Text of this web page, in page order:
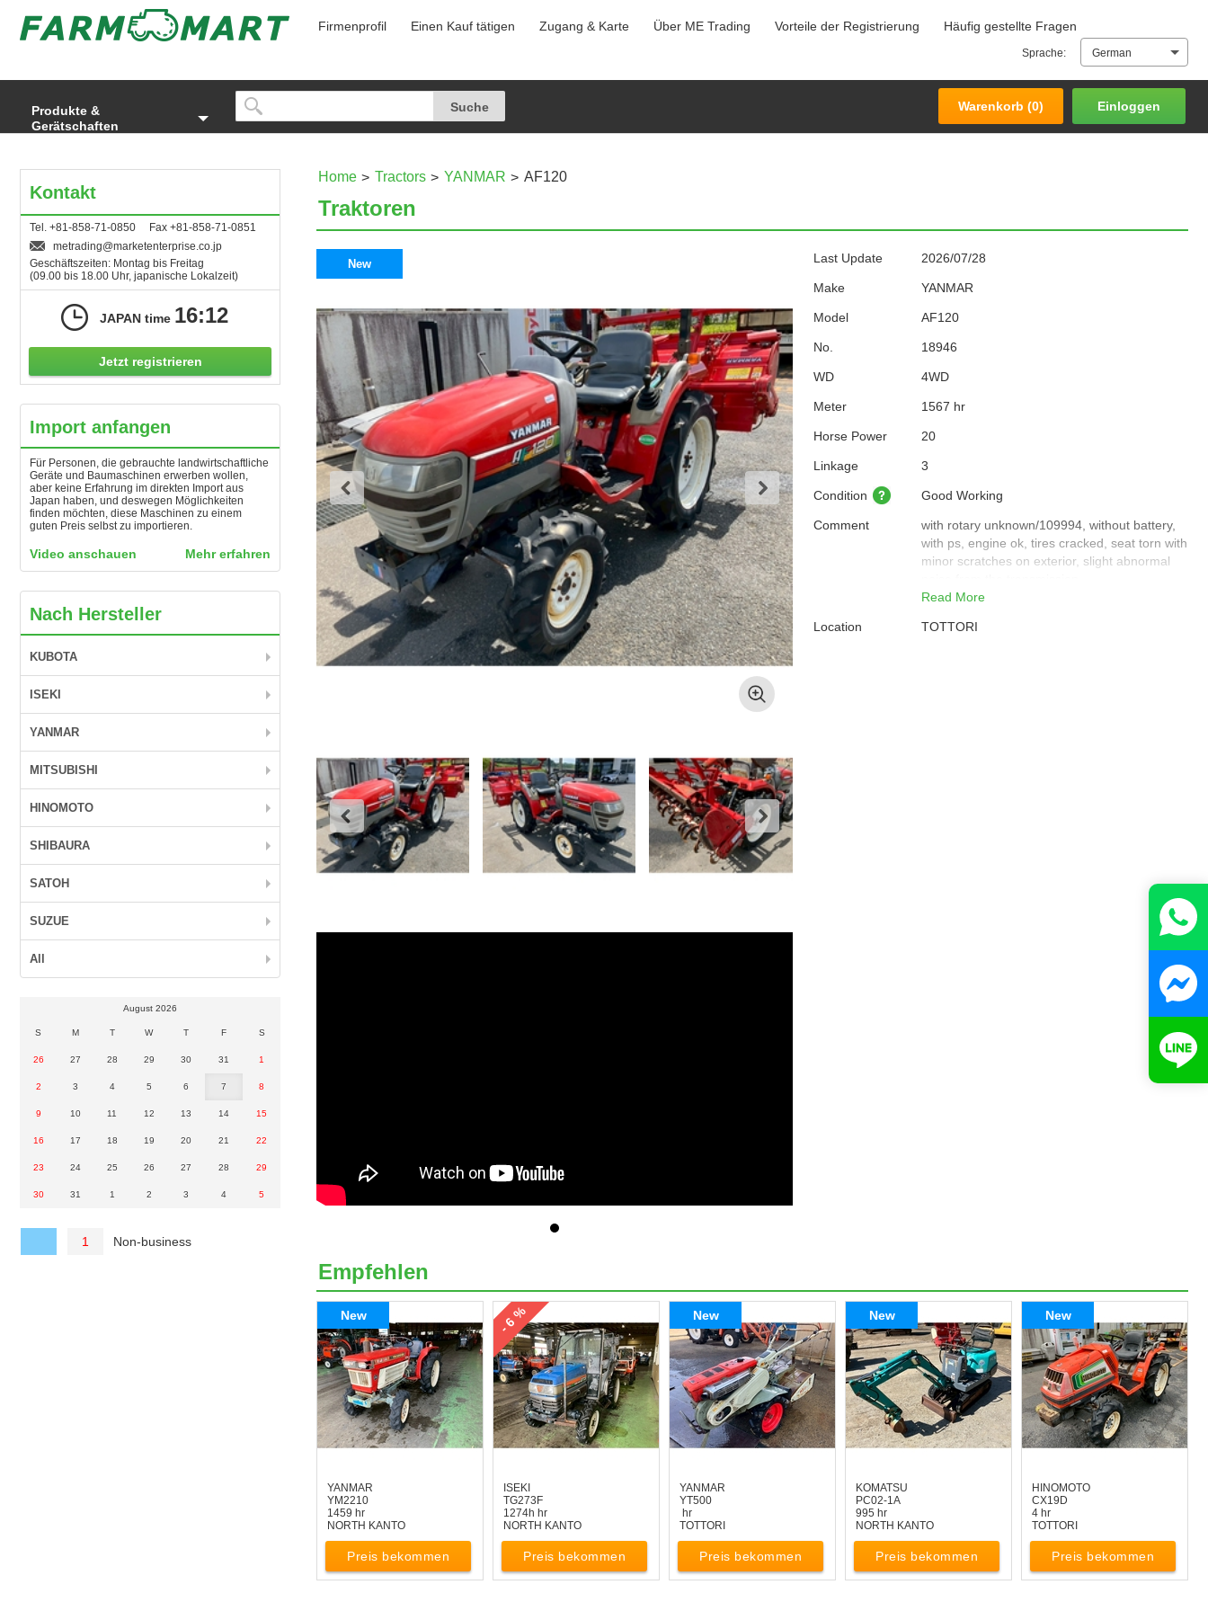
Firmenprofil Einen Kauf tätigen Zugang & Karte Über ME Trading Vorteile der Registrierung Häufig gestellte Fragen
Sprache: German
Produkte &
Gerätschaften
Warenkorb (0) Einloggen
Warenkorb (0 )
Home Tractors YANMAR AF120
Traktoren
New Last Update 2026/07/28
Make YANMAR
Model AF120
No. 18946
WD 4WD
Meter 1567 hr
Horse Power 20
Linkage 3
Condition Good Working
Comment
with rotary unknown/109994, without battery,
with ps, engine ok, tires cracked, seat torn with
minor scratches on exterior, slight abnormal
Read More
Location TOTTORI
Empfehlen
New
YANMAR
YM2210
1459 hr
NORTH KANTO
Preis bekommen
- 6 %
ISEKI
TG273F
1274h hr
NORTH KANTO
Preis bekommen
New
YANMAR
YT500
hr
TOTTORI
Preis bekommen
New
KOMATSU
PC02-1A
995 hr
NORTH KANTO
Preis bekommen
New
HINOMOTO
CX19D
4 hr
TOTTORI
Preis bekommen
Kontakt
Tel. +81-858-71-0850 Fax +81-858-71-0851
metrading
marketenterprise.co.jp
Geschäftszeiten: Montag bis Freitag
(09.00 bis 18.00 Uhr, japanische Lokalzeit)
JAPAN time 16:12
Jetzt registrieren
Import anfangen
Für Personen, die gebrauchte landwirtschaftliche
Geräte und Baumaschinen erwerben wollen,
aber keine Erfahrung im direkten Import aus
Japan haben, und deswegen Möglichkeiten
finden möchten, diese Maschinen zu einem
guten Preis selbst zu importieren.
Video anschauen Mehr erfahren
Nach Hersteller
KUBOTA
ISEKI
YANMAR
MITSUBISHI
HINOMOTO
SHIBAURA
SATOH
SUZUE
All
August 2026
S M T W T F S
26 27 28 29 30 31 1
2 3 4 5 6 7 8
9 10 11 12 13 14 15
16 17 18 19 20 21 22
23 24 25 26 27 28 29
30 31 1 2 3 4 5
1 Non-business